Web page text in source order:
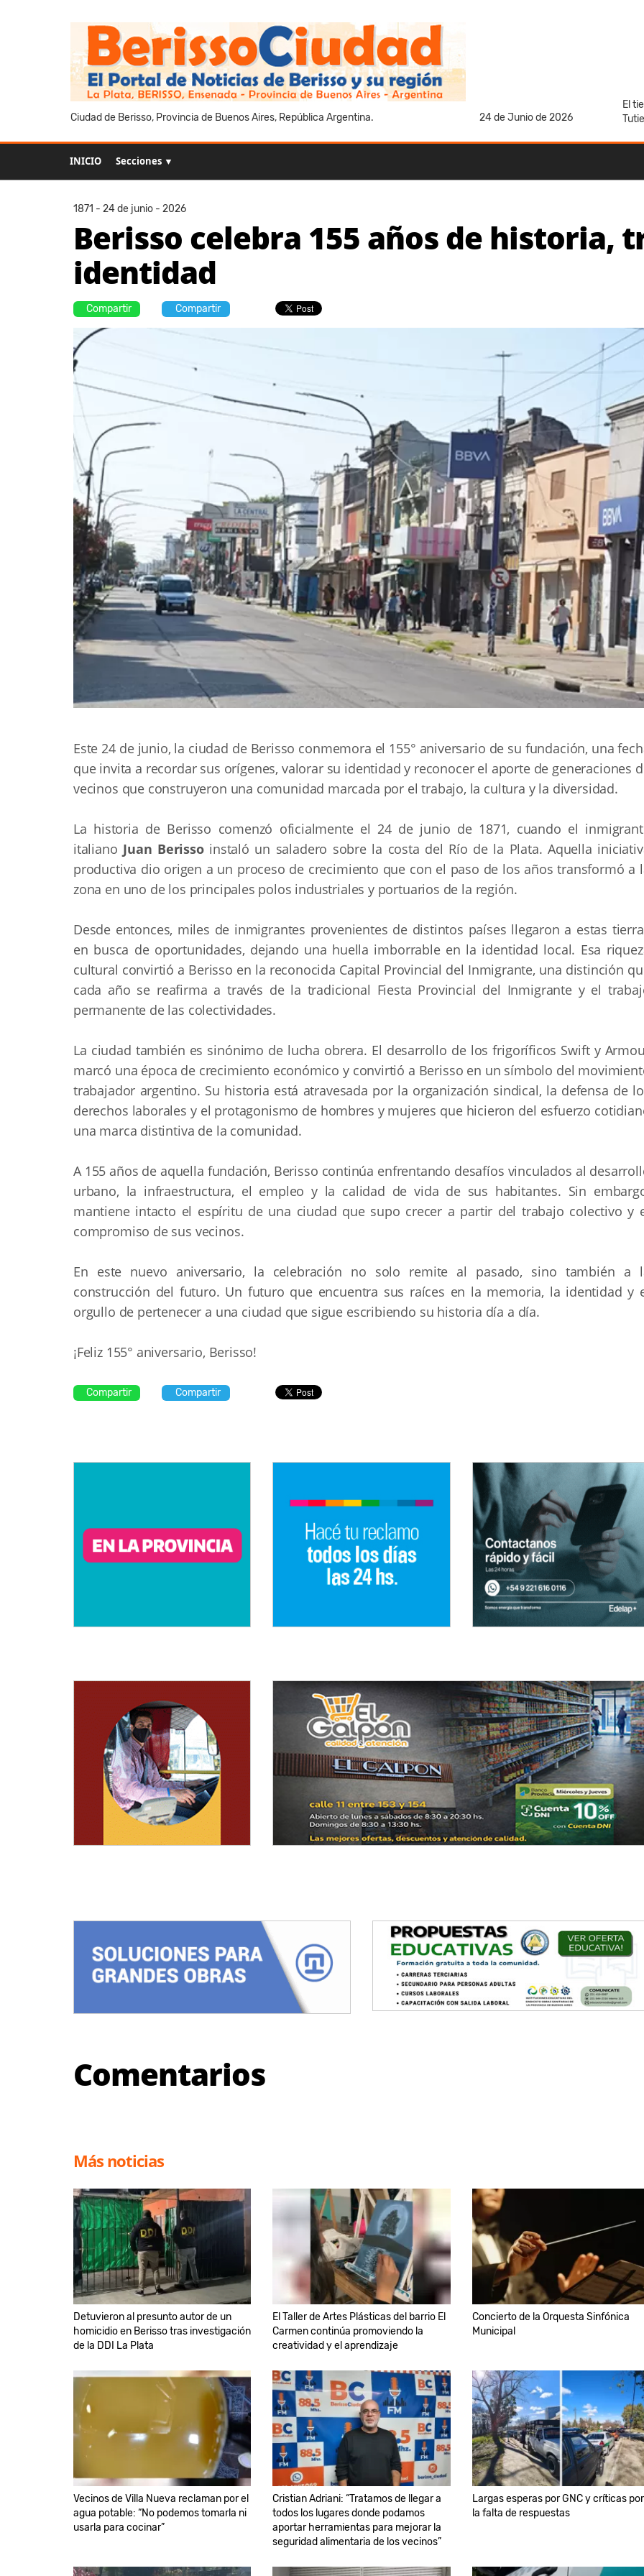
Ciudad de Berisso, Provincia de Buenos Aires, República Argentina. 24 de Junio de 2026
El
INICIO Secciones ▼
1871 - 24 de junio - 2026
Berisso celebra 155 años de historia,
identidad
Compartir Compartir
Este 24 de junio, la ciudad de Berisso conmemora el 155° aniversario de su fundación, una
que invita a recordar sus orígenes, valorar su identidad y reconocer el aporte de generaciones
vecinos que construyeron una comunidad marcada por el trabajo, la cultura y la diversidad.
La historia de Berisso comenzó oficialmente el 24 de junio de 1871, cuando el
italiano Juan Berisso instaló un saladero sobre la costa del Río de la Plata. Aquella
productiva dio origen a un proceso de crecimiento que con el paso de los años transformó a
zona en uno de los principales polos industriales y portuarios de la región.
Desde entonces, miles de inmigrantes provenientes de distintos países llegaron a estas
en busca de oportunidades, dejando una huella imborrable en la identidad local. Esa
cultural convirtió a Berisso en la reconocida Capital Provincial del Inmigrante, una distinción
cada año se reafirma a través de la tradicional Fiesta Provincial del Inmigrante y el
permanente de las colectividades.
La ciudad también es sinónimo de lucha obrera. El desarrollo de los frigoríficos Swift y
marcó una época de crecimiento económico y convirtió a Berisso en un símbolo del
trabajador argentino. Su historia está atravesada por la organización sindical, la defensa de
derechos laborales y el protagonismo de hombres y mujeres que hicieron del esfuerzo
una marca distintiva de la comunidad.
A 155 años de aquella fundación, Berisso continúa enfrentando desafíos vinculados al
urbano, la infraestructura, el empleo y la calidad de vida de sus habitantes. Sin
mantiene intacto el espíritu de una ciudad que supo crecer a partir del trabajo colectivo y
compromiso de sus vecinos.
En este nuevo aniversario, la celebración no solo remite al pasado, sino también a
construcción del futuro. Un futuro que encuentra sus raíces en la memoria, la identidad y
orgullo de pertenecer a una ciudad que sigue escribiendo su historia día a día.
¡Feliz 155° aniversario, Berisso!
Compartir Compartir
Comentarios
Más noticias
Detuvieron al presunto autor de un
homicidio en Berisso tras investigación
de la DDI La Plata
El Taller de Artes Plásticas del barrio El
Carmen continúa promoviendo la
creatividad y el aprendizaje
Concierto de la Orquesta Sinfónica
Municipal
Vecinos de Villa Nueva reclaman por el
agua potable: “No podemos tomarla ni
usarla para cocinar”
Cristian Adriani: “Tratamos de llegar a
todos los lugares donde podamos
aportar herramientas para mejorar la
seguridad alimentaria de los vecinos”
Largas esperas por GNC y críticas por
la falta de respuestas